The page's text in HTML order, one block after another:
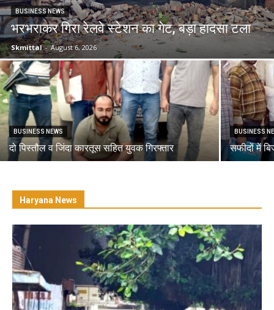
BUSINESS NEWS
भरभराकर गिरा रेलवे स्टेशन का गेट, बड़ा हादसा टला
Skmittal - August 6, 2026
BUSINESS NEWS
दो पिस्तौल व जिंदा कारतूस सहित युवक गिरफ्तार
BUSINESS
सफीदों में
Haryana News